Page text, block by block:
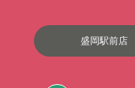
盛岡駅前店